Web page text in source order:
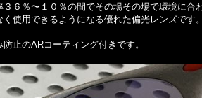
６％〜１０％の間でその場その場で環境に合
使用できるようになる優れた偏光レンズです。
止のARコーティング付きです。